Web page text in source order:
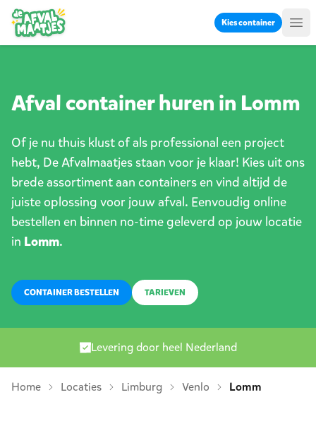
Kies container
Afval container huren in Lomm
Of je nu thuis klust of als professional een project
hebt, De Afvalmaatjes staan voor je klaar! Kies uit ons
brede assortiment aan containers en vind altijd de
juiste oplossing voor jouw afval. Eenvoudig online
bestellen en binnen no-time geleverd op jouw locatie
in Lomm.
CONTAINER BESTELLEN TARIEVEN
Levering door heel Nederland
Home Locaties Limburg Venlo Lomm